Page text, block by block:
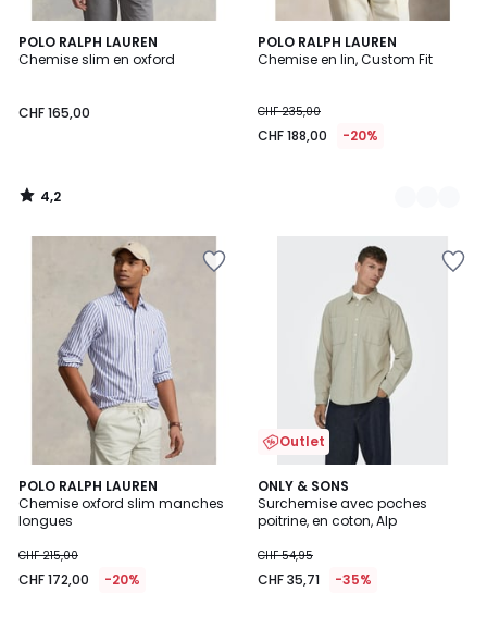
POLO RALPH LAUREN
Chemise slim en oxford
CHF 165,00
4,2
/ 5
4,2
/
POLO RALPH LAUREN
Chemise en lin, Custom Fit
CHF 235,00
CHF 188,00 -20%
2
Couleurs
POLO RALPH LAUREN
Chemise oxford slim manches
longues
CHF 215,00
CHF 172,00 -20%
Outlet
ONLY & SONS
Surchemise avec poches
poitrine, en coton, Alp
CHF 54,95
CHF 35,71 -35%
4
/
5
2
Couleurs